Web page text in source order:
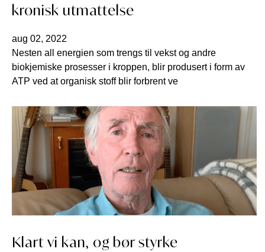
kronisk utmattelse
aug 02, 2022
Nesten all energien som trengs til vekst og andre
biokjemiske prosesser i kroppen, blir produsert i form av
ATP ved at organisk stoff blir forbrent ve
Klart vi kan, og bør styrke